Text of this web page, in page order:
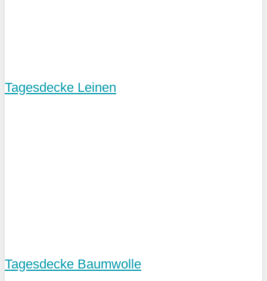
Tagesdecke Leinen
Tagesdecke Baumwolle